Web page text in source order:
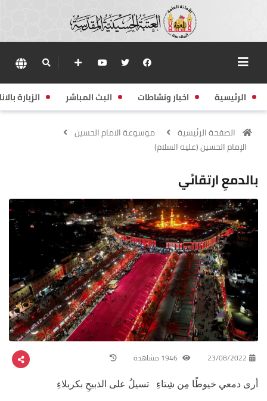
الرئيسية اخبار ونشاطات البث المباشر الزيارة
الصفحة الرئيسية
موسوعة الامام الحسين
الإمام الحسين (عليه السلام)
بالدمعِ ارتقائي
23/08/2022
أرى دمعي خيوطًا مِن شِتاءِ تسيلُ على الذبيحِ بكربلاءِ